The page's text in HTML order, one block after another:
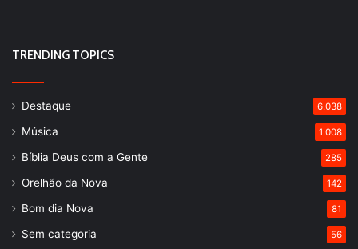
TRENDING TOPICS
Destaque 6.038
Música 1.008
Bíblia Deus com a Gente 285
Orelhão da Nova 142
Bom dia Nova 81
Sem categoria 56